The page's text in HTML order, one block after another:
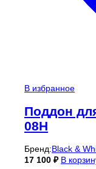
В избранное
Поддон
08H
Бренд:Black &
17 100 ₽ В